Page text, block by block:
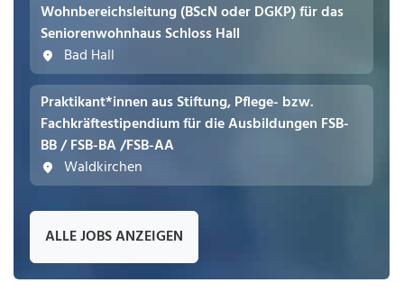
Wohnbereichsleitung (BScN oder DGKP) für das
Seniorenwohnhaus Schloss Hall
Bad Hall
Praktikant*innen aus Stiftung, Pflege- bzw.
Fachkräftestipendium für die Ausbildungen FSB-
BB / FSB-BA /FSB-AA
Waldkirchen
ALLE JOBS ANZEIGEN